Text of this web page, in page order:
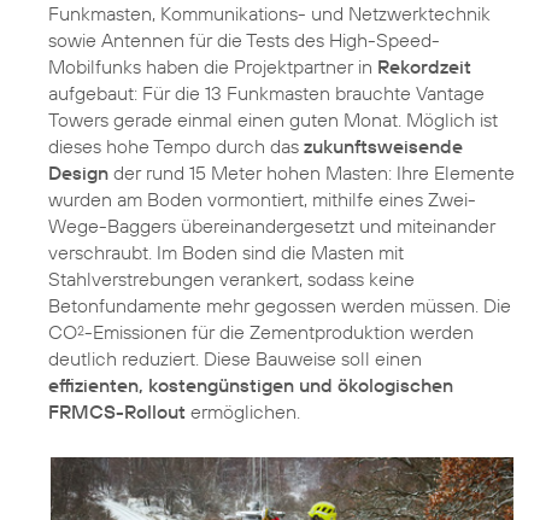
Funkmasten, Kommunikations- und Netzwerktechnik
sowie Antennen für die Tests des High-Speed-
Mobilfunks haben die Projektpartner in Rekordzeit
aufgebaut: Für die 13 Funkmasten brauchte Vantage
Towers gerade einmal einen guten Monat. Möglich ist
dieses hohe Tempo durch das zukunftsweisende
Design der rund 15 Meter hohen Masten: Ihre Elemente
wurden am Boden vormontiert, mithilfe eines Zwei-
Wege-Baggers übereinandergesetzt und miteinander
verschraubt. Im Boden sind die Masten mit
Stahlverstrebungen verankert, sodass keine
Betonfundamente mehr gegossen werden müssen. Die
CO2-Emissionen für die Zementproduktion werden
deutlich reduziert. Diese Bauweise soll einen
effizienten, kostengünstigen und ökologischen
FRMCS-Rollout ermöglichen.